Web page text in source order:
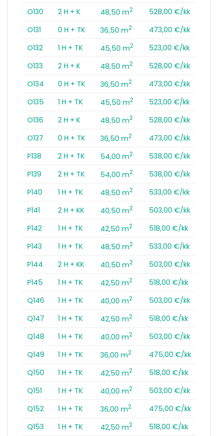
O130
2 H + K 48,50 m2
528,00 €/kk
O131
0 H + TK 36,50 m2
473,00 €/kk
O132
1 H + TK 45,50 m2
523,00 €/kk
O133
2 H + K 48,50 m2
528,00 €/kk
O134
0 H + TK 36,50 m2
473,00 €/kk
O135
1 H + TK 45,50 m2
523,00 €/kk
O136
2 H + K 48,50 m2
528,00 €/kk
O137
0 H + TK 36,50 m2
473,00 €/kk
P138
2 H + TK 54,00 m2
538,00 €/kk
P139
2 H + TK 54,00 m2
538,00 €/kk
P140
1 H + TK 48,50 m2
533,00 €/kk
P141
2 H + KK 40,50 m2
503,00 €/kk
P142
1 H + TK 42,50 m2
518,00 €/kk
P143
1 H + TK 48,50 m2
533,00 €/kk
P144
2 H + KK 40,50 m2
503,00 €/kk
P145
1 H + TK 42,50 m2
518,00 €/kk
Q146
1 H + TK 40,00 m2
503,00 €/kk
Q147
1 H + TK 42,50 m2
518,00 €/kk
Q148
1 H + TK 40,00 m2
503,00 €/kk
Q149
1 H + TK 36,00 m2
475,00 €/kk
Q150
1 H + TK 42,50 m2
518,00 €/kk
Q151
1 H + TK 40,00 m2
503,00 €/kk
Q152
1 H + TK 36,00 m2
475,00 €/kk
Q153
1 H + TK 42,50 m2
518,00 €/kk